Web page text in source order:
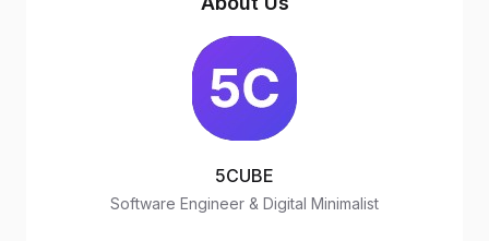
5CUBE
Software Engineer & Digital Minimalist